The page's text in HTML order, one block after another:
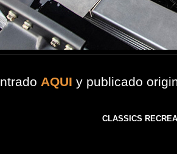
AQUI y publicado
CLASSICS